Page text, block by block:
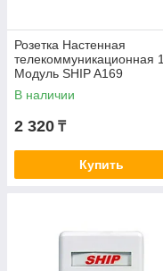
Розетка Настенная
телекоммуникационная 1
Модуль SHIP A169
В наличии
2 320 ₸
Купить